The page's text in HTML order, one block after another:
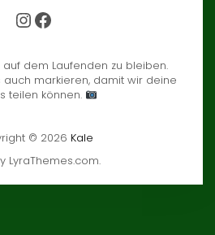
UNSER INSTAGRAM ACCOUNT
UNSER FACEBOOK ACCOUNT
auf dem Laufenden zu bleiben.
auch markieren, damit wir deine
teilen können.
© 2026 Kale
LyraThemes.com.